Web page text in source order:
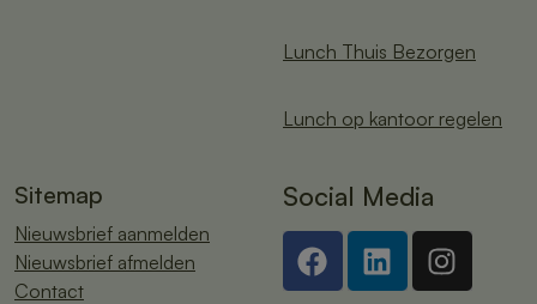
Lunch Thuis Bezorgen
Lunch op kantoor regelen
Sitemap
Nieuwsbrief aanmelden
Nieuwsbrief afmelden
Contact
Social Media